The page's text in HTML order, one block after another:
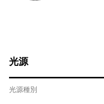
光源
光源種別